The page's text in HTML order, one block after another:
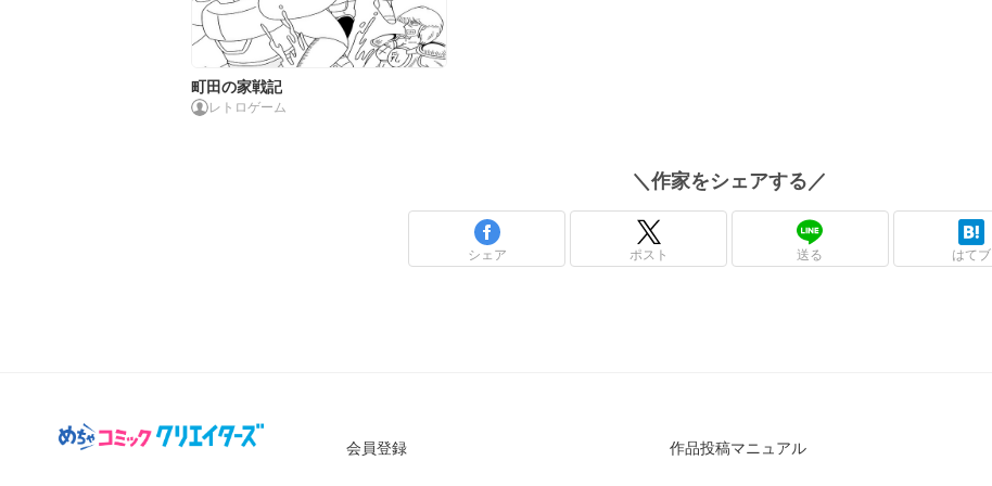
町田の家戦記
レトロゲーム
＼作家をシェアする／
シェア ポスト 送る はてブ
会員登録 作品投稿マニュアル